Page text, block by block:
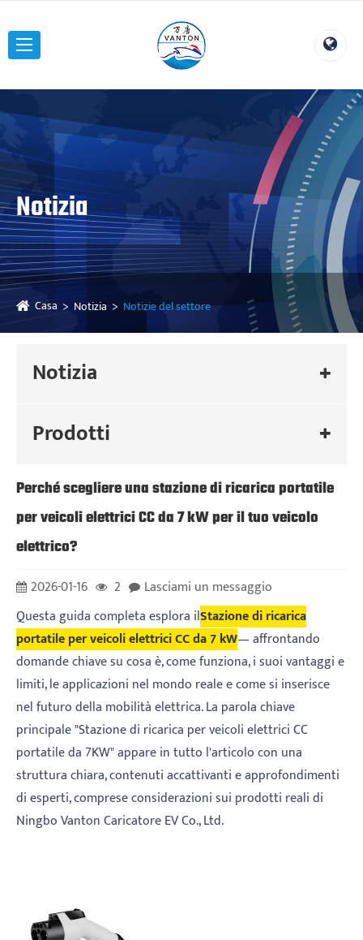
Notizia
Casa Notizia Notizie del settore
Notizia
Prodotti
Perché scegliere una stazione di ricarica portatile
per veicoli elettrici CC da 7 kW per il tuo veicolo
elettrico?
2026-01-16 2
Lasciami un messaggio
Questa guida completa esplora ilStazione di ricarica
portatile per veicoli elettrici CC da 7 kW— affrontando
domande chiave su cosa è, come funziona, i suoi vantaggi e
limiti, le applicazioni nel mondo reale e come si inserisce
nel futuro della mobilità elettrica. La parola chiave
principale "Stazione di ricarica per veicoli elettrici CC
portatile da 7KW" appare in tutto l'articolo con una
struttura chiara, contenuti accattivanti e approfondimenti
di esperti, comprese considerazioni sui prodotti reali di
Ningbo Vanton Caricatore EV Co., Ltd.